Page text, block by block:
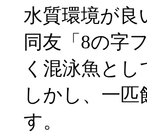
水質環境が
同友「8の字
く混泳魚と
しかし、一
す。